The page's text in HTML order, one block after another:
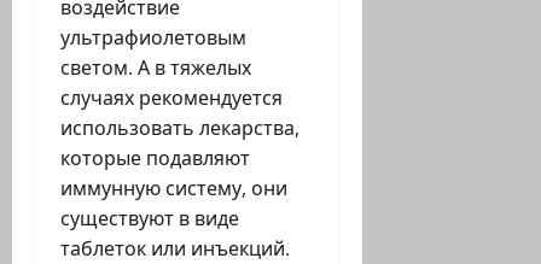
воздействие
ультрафиолетовым
светом. А в тяжелых
случаях рекомендуется
использовать лекарства,
которые подавляют
иммунную систему, они
существуют в виде
таблеток или инъекций.